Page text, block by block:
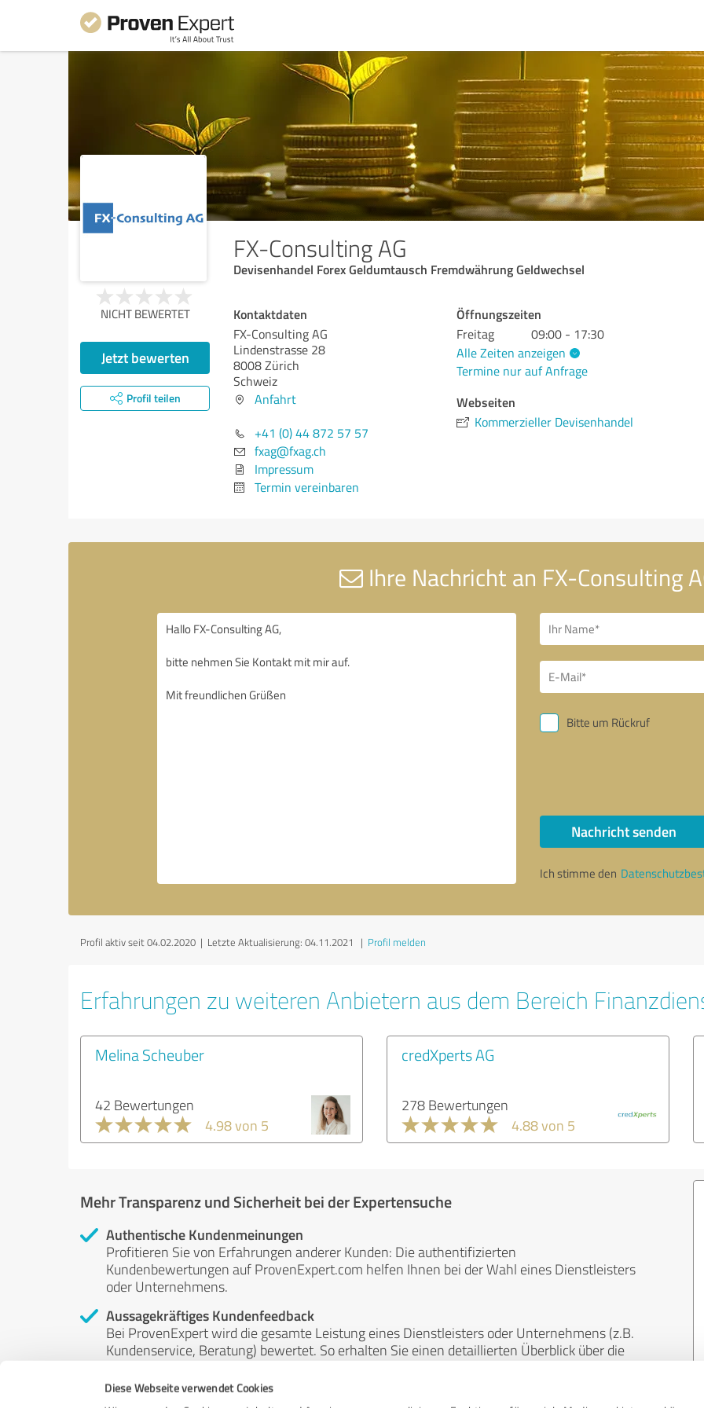
Diese Webseite verwendet Cookies
FX-Consulting AG
Devisenhandel Forex Geldumtausch Fremdwährung Geldwechsel
NICHT BEWERTET
Jetzt bewerten
Profil teilen
Kontaktdaten
FX-Consulting AG
Lindenstrasse 28
8008 Zürich
Schweiz
Anfahrt
+41 (0) 44 872 57 57
fxag@fxag.ch
Impressum
Termin vereinbaren
Öffnungszeiten
Freitag
09:00 - 17:30
Alle Zeiten anzeigen
Termine nur auf Anfrage
Webseiten
Kommerzieller Devisenhandel
Ihre Nachricht an FX-Consulting
Bitte um Rückruf
Nachricht senden
Ich stimme den
Profil aktiv seit 04.02.2020 | Letzte Aktualisierung: 04.11.2021 | Profil melden
Erfahrungen zu weiteren Anbietern aus dem Bereich
Melina Scheuber
42 Bewertungen
4.98 von 5
credXperts AG
278 Bewertungen
4.88 von 5
Mehr Transparenz und Sicherheit bei der Expertensuche
Authentische Kundenmeinungen
Profitieren Sie von Erfahrungen anderer Kunden: Die authentifizierten
Kundenbewertungen auf ProvenExpert.com helfen Ihnen bei der Wahl eines Dienstleisters
oder Unternehmens.
Aussagekräftiges Kundenfeedback
Bei ProvenExpert wird die gesamte Leistung eines Dienstleisters oder Unternehmens (z.B.
Kundenservice, Beratung) bewertet. So erhalten Sie einen detaillierten Überblick über die
Unabhängige Bewertungen